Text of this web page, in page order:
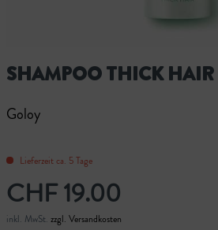
SHAMPOO THICK HAIR
Goloy
Lieferzeit ca. 5 Tage
CHF 19.00
inkl. MwSt. zzgl. Versandkosten